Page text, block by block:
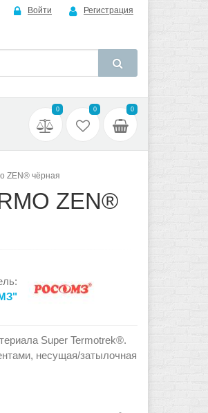
Войти Регистрация
0 0 0
ZEN® чёрная
ZEN®
Super Termotrek®.
несущая/затылочная